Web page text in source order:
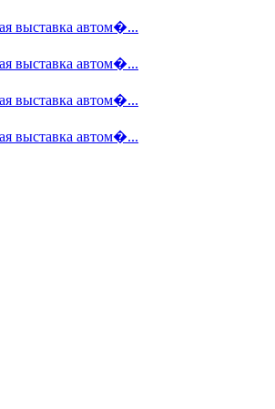
выставка автом�...
выставка автом�...
выставка автом�...
выставка автом�...